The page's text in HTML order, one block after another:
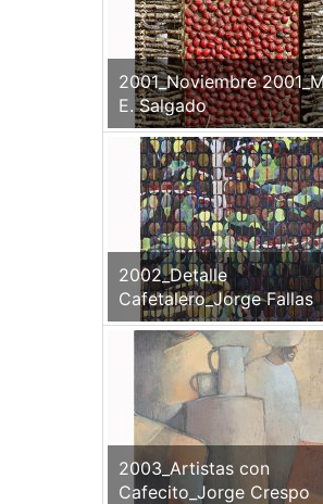
2001_Noviembre
E. Salgado
2002_Detalle
Cafetalero_Jorge Fallas
2003_Artistas con
Cafecito_Jorge Crespo